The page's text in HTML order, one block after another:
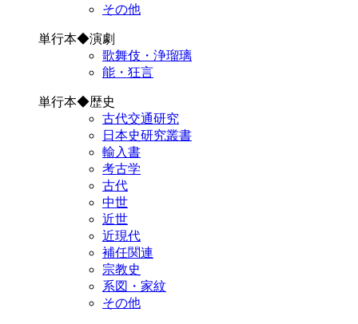
その他
単行本◆演劇
歌舞伎・浄瑠璃
能・狂言
単行本◆歴史
古代交通研究
日本史研究叢書
輸入書
考古学
古代
中世
近世
近現代
補任関連
宗教史
系図・家紋
その他